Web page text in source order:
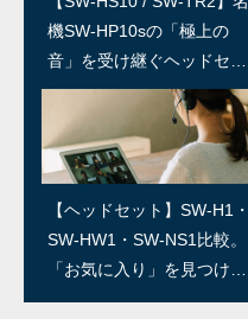
機SW-HP10sの「極上の
音」を受け継ぐヘッドセッ
ト
【ヘッドセット】SW-H1・
SW-HW1・SW-NS1比較。
「お気に入り」を見つけよ
う！
田温泉祥園 寿久庵 久保さ
ん
SWユーザー訪問：第3回/R
ED IGUANA STUDIO 林さ
ん